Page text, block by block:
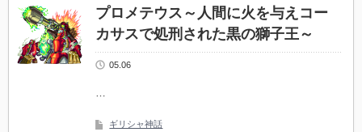
プロメテウス～人間に火を与えコー
カサスで処刑された黒の獅子王～
05.06
…
ギリシャ神話